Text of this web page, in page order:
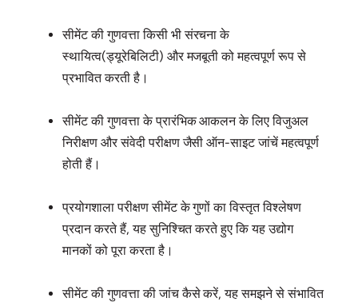
सीमेंट की गुणवत्ता किसी भी संरचना के
स्थायित्व(ड्यूरेबिलिटी) और मजबूती को महत्वपूर्ण रूप से
प्रभावित करती है।
सीमेंट की गुणवत्ता के प्रारंभिक आकलन के लिए विजुअल
निरीक्षण और संवेदी परीक्षण जैसी ऑन-साइट जांचें महत्वपूर्ण
होती हैं।
प्रयोगशाला परीक्षण सीमेंट के गुणों का विस्तृत विश्लेषण
प्रदान करते हैं, यह सुनिश्चित करते हुए कि यह उद्योग
मानकों को पूरा करता है।
सीमेंट की गुणवत्ता की जांच कैसे करें, यह समझने से संभावित